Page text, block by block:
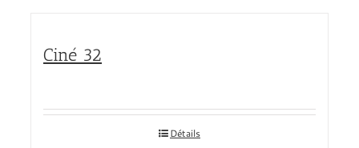
Ciné 32
Détails